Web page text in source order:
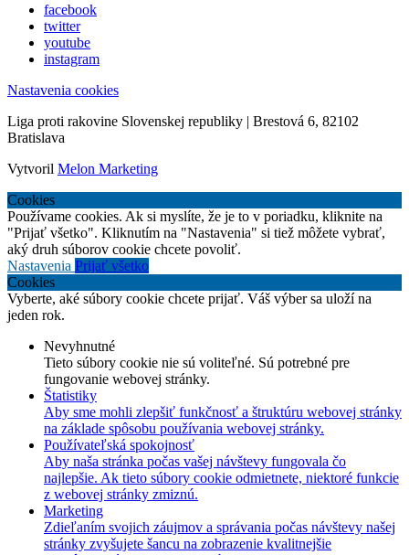
facebook
twitter
youtube
instagram
Nastavenia cookies
Liga proti rakovine Slovenskej republiky | Brestová 6, 82102
Bratislava
Vytvoril Melon Marketing
Cookies
Používame cookies. Ak si myslíte, že je to v poriadku, kliknite na
"Prijať všetko". Kliknutím na "Nastavenia" si tiež môžete vybrať,
aký druh súborov cookie chcete povoliť.
Nastavenia Prijať všetko
Cookies
Vyberte, aké súbory cookie chcete prijať. Váš výber sa uloží na
jeden rok.
Nevyhnutné
Tieto súbory cookie nie sú voliteľné. Sú potrebné pre
fungovanie webovej stránky.
Štatistiky
Aby sme mohli zlepšiť funkčnosť a štruktúru webovej stránky
na základe spôsobu používania webovej stránky.
Používateľská spokojnosť
Aby naša stránka počas vašej návštevy fungovala čo
najlepšie. Ak tieto súbory cookie odmietnete, niektoré funkcie
z webovej stránky zmiznú.
Marketing
Zdieľaním svojich záujmov a správania počas návštevy našej
stránky zvyšujete šancu na zobrazenie kvalitnejšie